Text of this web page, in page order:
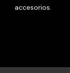
accesorios.